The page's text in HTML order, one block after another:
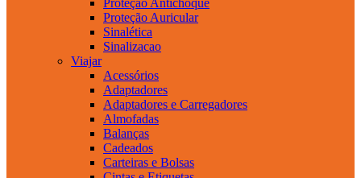
Proteção Auricular
Sinalética
Sinalizacao
Viajar
Acessórios
Adaptadores
Adaptadores e Carregadores
Almofadas
Balanças
Cadeados
Carteiras e Bolsas